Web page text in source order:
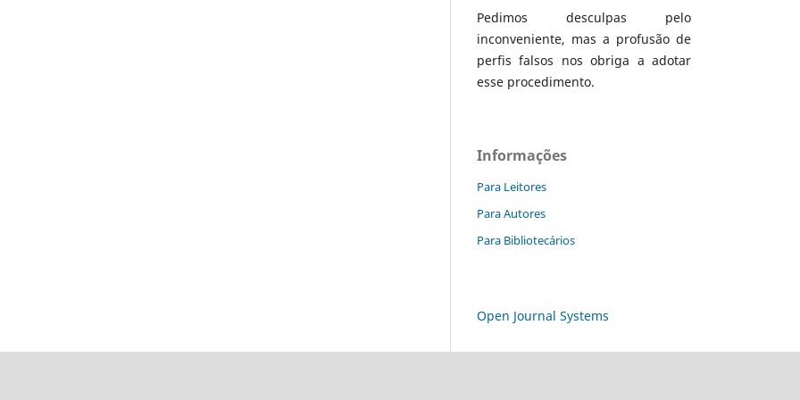
Pedimos desculpas pelo
inconveniente, mas a profusão de
perfis falsos nos obriga a adotar
esse procedimento.
Informações
Para Leitores
Para Autores
Para Bibliotecários
Open Journal Systems